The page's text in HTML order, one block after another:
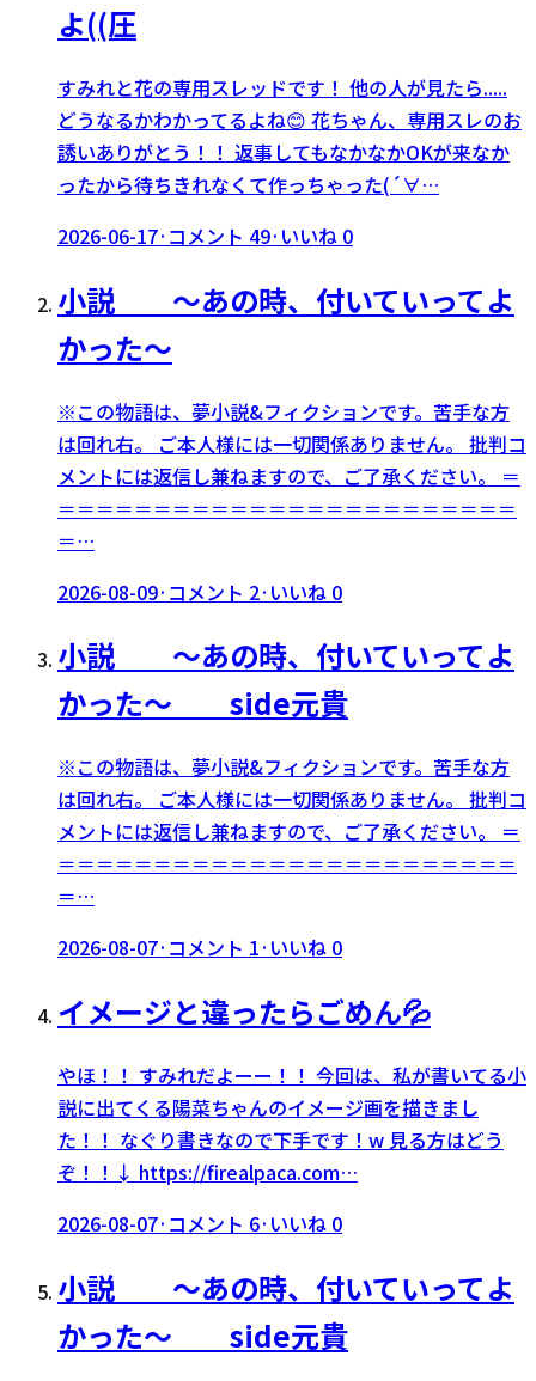
よ((圧
すみれと花の専用スレッドです！ 他の人が見たら.....
どうなるかわかってるよね😊 花ちゃん、専用スレのお
誘いありがとう！！ 返事してもなかなかOKが来なか
ったから待ちきれなくて作っちゃった(´∀…
2026-06-17· コメント 49· いいね 0
小説 〜あの時、付いていってよ
かった〜
※この物語は、夢小説&フィクションです。苦手な方
は回れ右。 ご本人様には一切関係ありません。 批判コ
メントには返信し兼ねますので、ご了承ください。 ＝
＝＝＝＝＝＝＝＝＝＝＝＝＝＝＝＝＝＝＝＝＝＝＝＝
＝…
2026-08-09· コメント 2· いいね 0
小説 〜あの時、付いていってよ
かった〜 side元貴
※この物語は、夢小説&フィクションです。苦手な方
は回れ右。 ご本人様には一切関係ありません。 批判コ
メントには返信し兼ねますので、ご了承ください。 ＝
＝＝＝＝＝＝＝＝＝＝＝＝＝＝＝＝＝＝＝＝＝＝＝＝
＝…
2026-08-07· コメント 1· いいね 0
イメージと違ったらごめん💦
やほ！！ すみれだよーー！！ 今回は、私が書いてる小
説に出てくる陽菜ちゃんのイメージ画を描きまし
た！！ なぐり書きなので下手です！w 見る方はどう
ぞ！！↓ https://firealpaca.com…
2026-08-07· コメント 6· いいね 0
小説 〜あの時、付いていってよ
かった〜 side元貴